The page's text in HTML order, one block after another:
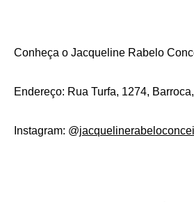
Conheça o Jacqueline Rabelo
Endereço: Rua Turfa, 1274,
Instagram: @